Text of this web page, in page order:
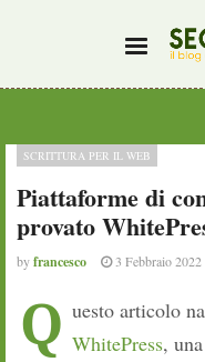
Piattaforme di
provato
SCRITTURA PER IL WEB
byfrancesco 3 Febbraio 2022
Q uesto articolo
WhitePress,